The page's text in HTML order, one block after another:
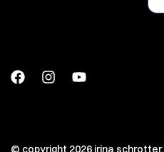
© copyright 2026 irina schrotter.